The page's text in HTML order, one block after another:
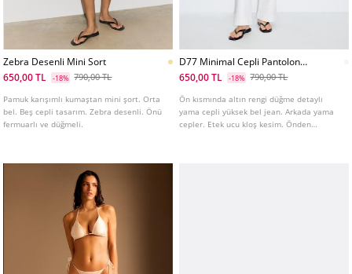
Zebra Desenli Mini Sort
650,00 TL
-18% 790,00 TL
Pamuk karışımlı kumaştan mini şort. Orta
bel. Beş cepli tasarım. Zebra desenli. Önü
fermuarlı ve düğmeli.
D77 Minimal Cepli Pantolon
L01477778
650,00 TL -18% 790,00 TL
Ön kısmında altın rengi düğme detaylı
yama cepli yüksek bel jean. Arkada yama
cepler. Etek ucu kloş kesim. Önden